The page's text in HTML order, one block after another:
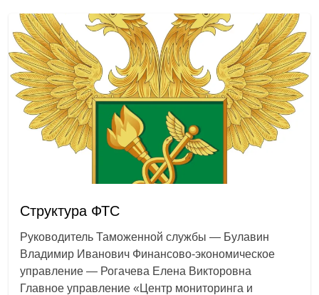
Структура ФТС
Руководитель Таможенной службы — Булавин
Владимир Иванович Финансово-экономическое
управление — Рогачева Елена Викторовна
Главное управление «Центр мониторинга и